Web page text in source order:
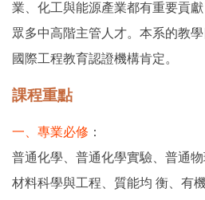
業、化工與能源產業都有重要貢
眾多中高階主管人才。本系的教
國際工程教育認證機構肯定。
課程重點
一、專業必修 ：
普通化學、普通化學實驗、普通物
材料科學與工程、質能均 衡、有